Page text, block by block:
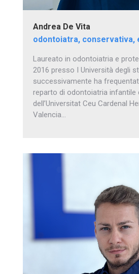
Andrea De Vita
odontoiatra, conservativa,
Laureato in odontoiatria e
2016 presso I Università degli
successivamente ha
reparto di odontoiatria infantile
dell’Universitat Ceu Cardenal
Valencia…